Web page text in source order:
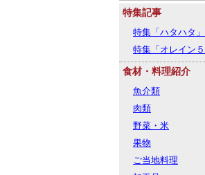
特集記事
特集「ハタハタ」
特集「オレイン５
食材・料理紹介
魚介類
肉類
野菜・米
果物
ご当地料理